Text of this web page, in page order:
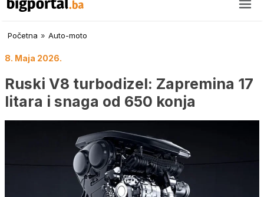
Početna » Auto-moto
8. Maja 2026.
Ruski V8 turbodizel: Zapremina 17
litara i snaga od 650 konja